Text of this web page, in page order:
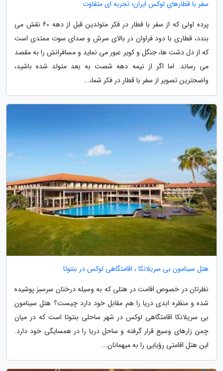
سفر با قطارهای لوکس ایران؛ تجربه ای متفاوت
پرده اولی که از سفر با قطار در فکر متولدین قبل از دهه 60 نقش می
بندد، قطاری با دود فراوان در بالای سرش و صدای سوت ممتدی است
که از دل دشت ها، جنگل و کویر عبور می نماید و مسافرانش را به مقصد
می رساند. اما اگر از نیمه دهه شصت به بعد متولد شده باشید،
واضحترین تصویر از سفر با قطار در فکر شما،...
هتل سینامون بی سریلانکا ، اقامتگاهی لوکس در بنتوتا
نظرتان در خصوص اقامت در هتلی که به وسیله درختان سرسبز پوشیده
شده و منظره ابدی دریا را هم مقابل خود دارد چیست؟ هتل سینامون
بی سریلانکا اقامتگاهی لوکس در شهر ساحلی بنتوتا است که در میان
چمن زارهای وسیع قرار گرفته و ساحل دریا را در همسایگی خود دارد.
این هتل اقامتی رؤیایی را به میهمانان...